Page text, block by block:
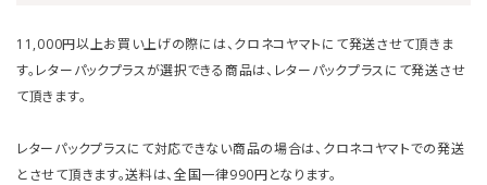
11,000円以上お買い上げの際には、クロネコヤマトにて発送させて頂きま
す。レターパックプラスが選択できる商品は、レターパックプラスにて発送させ
て頂きます。
レターパックプラスにて対応できない商品の場合は、クロネコヤマトでの発送
とさせて頂きます。送料は、全国一律990円となります。